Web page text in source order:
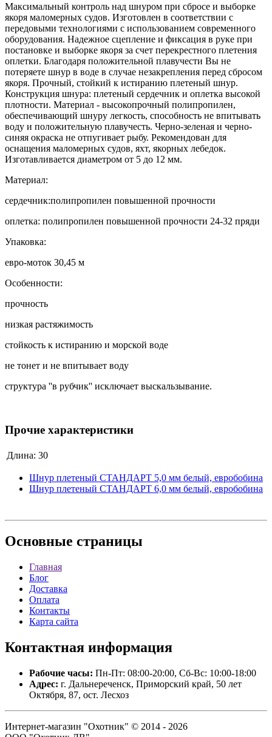
Максимальный контроль над шнуром при сбросе и выборке
якоря маломерных судов. Изготовлен в соответствии с
передовыми технологиями с использованием современного
оборудования. Надежное сцепление и фиксация в руке при
постановке и выборке якоря за счет перекрестного плетения
оплетки. Благодаря положительной плавучести Вы не
потеряете шнур в воде в случае незакрепления перед сбросом
якоря. Прочный, стойкий к истиранию плетеный шнур.
Конструкция шнура: плетеный сердечник и оплетка высокой
плотности. Материал - высокопрочный полипропилен,
обеспечивающий шнуру легкость, способность не впитывать
воду и положительную плавучесть. Черно-зеленая и черно-
синяя окраска не отпугивает рыбу. Рекомендован для
оснащения маломерных судов, яхт, якорных лебедок.
Изготавливается диаметром от 5 до 12 мм.
Материал:
сердечник:полипропилен повышенной прочности
оплетка: полипропилен повышенной прочности 24-32 пряди
Упаковка:
евро-моток 30,45 м
Особенности:
прочность
низкая растяжимость
стойкость к истиранию и морской воде
не тонет и не впитывает воду
структура ''в рубчик'' исключает выскальзывание.
Прочие характеристики
Длина: 30
Шнур плетеный СТАНДАРТ 5,0 мм белый, евробобина
Шнур плетеный СТАНДАРТ 6,0 мм белый, евробобина
Основные страницы
Главная
Блог
Доставка
Оплата
Контакты
Карта сайта
Контактная информация
Рабочие часы: Пн-Пт: 08:00-20:00, Сб-Вс: 10:00-18:00
Адрес: г. Дальнереченск, Приморский край, 50 лет
Октября, 87, ост. Лесхоз
Интернет-магазин "Охотник" © 2014 - 2026